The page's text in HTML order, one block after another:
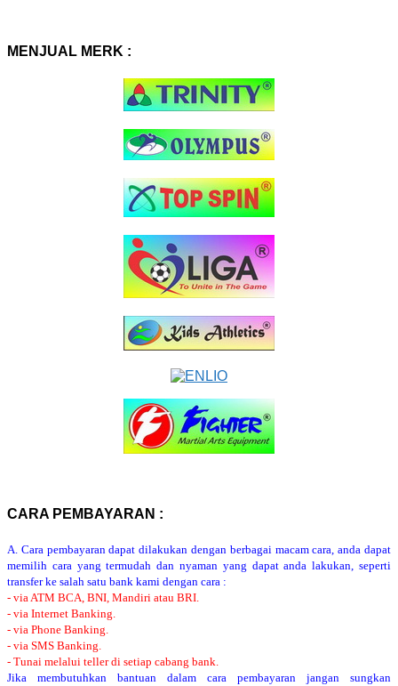
MENJUAL MERK :
CARA PEMBAYARAN :
A. Cara pembayaran dapat dilakukan dengan berbagai macam cara, anda dapat
memilih cara yang termudah dan nyaman yang dapat anda lakukan, seperti
transfer ke salah satu bank kami dengan cara :
- via ATM BCA, BNI, Mandiri atau BRI.
- via Internet Banking.
- via Phone Banking.
- via SMS Banking.
- Tunai melalui teller di setiap cabang bank.
Jika membutuhkan bantuan dalam cara pembayaran jangan sungkan